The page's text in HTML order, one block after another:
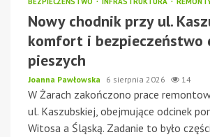
Nowy chodnik przy ul.
komfort i bezpieczeństwo
pieszych
Joanna Pawłowska 6 sierpnia 2026 14
W Żarach zakończono prace
ul. Kaszubskiej, obejmujące odcinek
Witosa a Śląską. Zadanie to było